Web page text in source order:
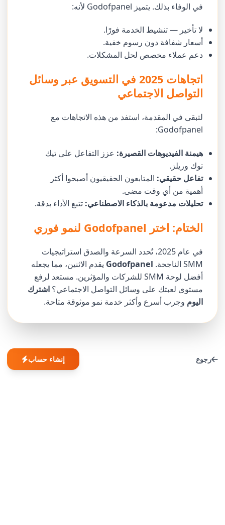
في الوفاء بذلك. يتميز Godofpanel لأنه:
لا تأخير — تنشيط الخدمة فورًا.
أسعار شفافة دون رسوم خفية.
دعم عملاء مخصص لحل المشكلات.
اتجاهات 2025 في التسويق عبر وسائل
التواصل الاجتماعي
لتبقى في المقدمة، استفد من هذه الاتجاهات مع
Godofpanel:
هيمنة الفيديوهات القصيرة: عزز التفاعل على تيك
توك وريلز.
تفاعل حقيقي: المتابعون الحقيقيون أصبحوا أكثر
أهمية من أي وقت مضى.
تحليلات مدعومة بالذكاء الاصطناعي: تتبع الأداء بدقة.
الختام: اختر Godofpanel لنمو فوري
في عام 2025، تُحدد السرعة والصدق استراتيجيات
SMM الناجحة.
Godofpanel يقدم الاثنين، مما يجعله
أفضل لوحة SMM للشركات والمؤثرين. مستعد لرفع
مستوى لعبتك على وسائل التواصل الاجتماعي؟اشترك
اليوم وجرب أسرع وأكثر خدمة نمو موثوقة متاحة.
رجوع إنشاء حساب